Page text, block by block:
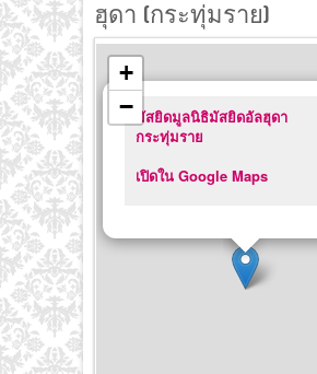
ฮุดา (กระทุ่มราย)
มัสยิดมูลนิธิมัสยิดอัลฮุดา
กระทุ่มราย
เปิดใน Google Maps
+
−